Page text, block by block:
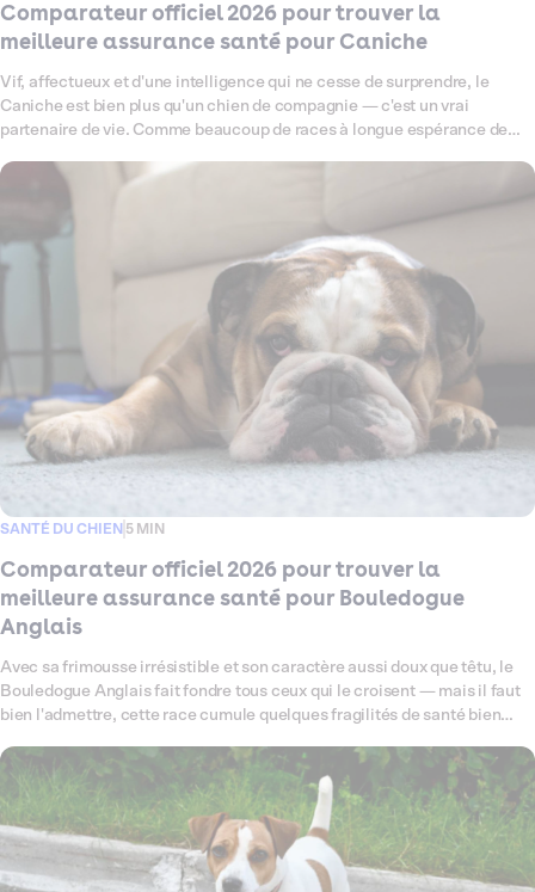
Comparateur officiel 2026 pour trouver la
meilleure assurance santé pour Caniche
Vif, affectueux et d'une intelligence qui ne cesse de surprendre, le
Caniche est bien plus qu'un chien de compagnie — c'est un vrai
partenaire de vie. Comme beaucoup de races à longue espérance de
articulaires, affections oculaires ou encore otites à répétition, autant de
comparateur fait le point en 2026 sur les meilleures assurances santé
pour Caniche, pour vous aider à choisir, sereinement et en toute clarté,
la formule qui lui correspond vraiment.
SANTÉ DU CHIEN 5 MIN
Comparateur officiel 2026 pour trouver la
meilleure assurance santé pour Bouledogue
Anglais
Avec sa frimousse irrésistible et son caractère aussi doux que têtu, le
Bouledogue Anglais fait fondre tous ceux qui le croisent — mais il faut
bien l'admettre, cette race cumule quelques fragilités de santé bien
sensibilités cutanées, articulations à surveiller de près. Ce comparateur
fait le point en 2026 sur les meilleures assurances santé pour chien
disponibles pour votre Bouledogue Anglais, en passant au crible les
garanties, les exclusions et les tarifs qui comptent vraiment pour cette
race. L'objectif ? Vous aider à trouver la couverture qui lui ressemble —
solide, pensée pour lui, et sans mauvaise surprise le jour où vous en